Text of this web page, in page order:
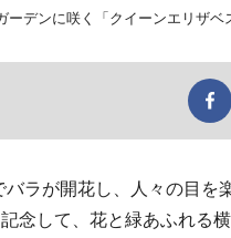
ーデンに咲く「クイーンエリザベ
ラが開花し、人々の目を
念して、花と緑あふれる